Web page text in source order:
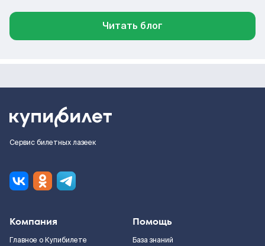
Читать блог
Сервис билетных лазеек
Компания
Главное о Купибилете
Помощь
База знаний